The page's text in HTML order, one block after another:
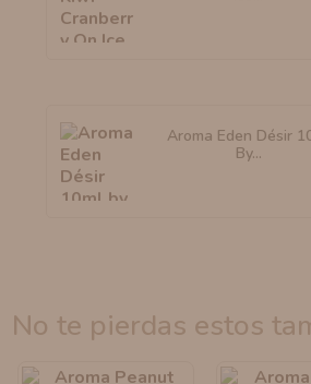
Aroma Eden Désir
By...
no te pierdas estos